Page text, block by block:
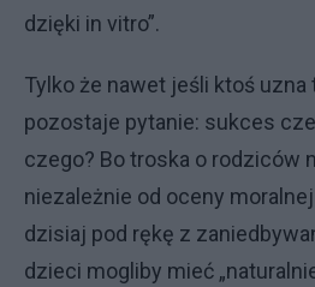
dzięki in vitro”.
Tylko że nawet jeśli ktoś
pozostaje pytanie: sukces
czego? Bo troska o rodziców
niezależnie od oceny
dzisiaj pod rękę z
dzieci mogliby mieć